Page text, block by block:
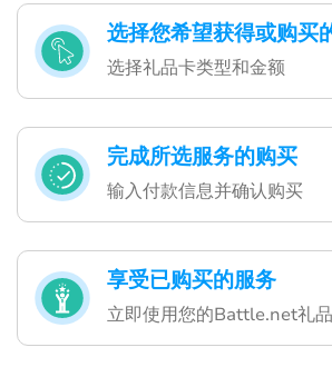
选择您希望获得或购买
选择礼品卡类型和金额
完成所选服务的购买
输入付款信息并确认购买
享受已购买的服务
立即使用您的Battle.net礼